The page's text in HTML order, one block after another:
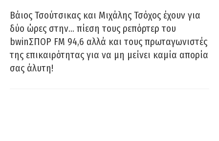
Βάιος Τσούτσικας και Μιχάλης Τσόχος έχουν για
δύο ώρες στην… πίεση τους ρεπόρτερ του
bwinΣΠΟΡ FM 94,6 αλλά και τους πρωταγωνιστές
της επικαιρότητας για να μη μείνει καμία απορία
σας άλυτη!